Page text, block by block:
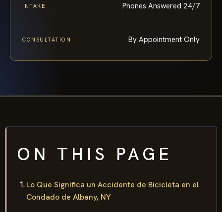
INTAKE Phones Answered 24/7
CONSULTATION By Appointment Only
ON THIS PAGE
Lo Que Significa un Accidente de Bicicleta en el
Condado de Albany, NY